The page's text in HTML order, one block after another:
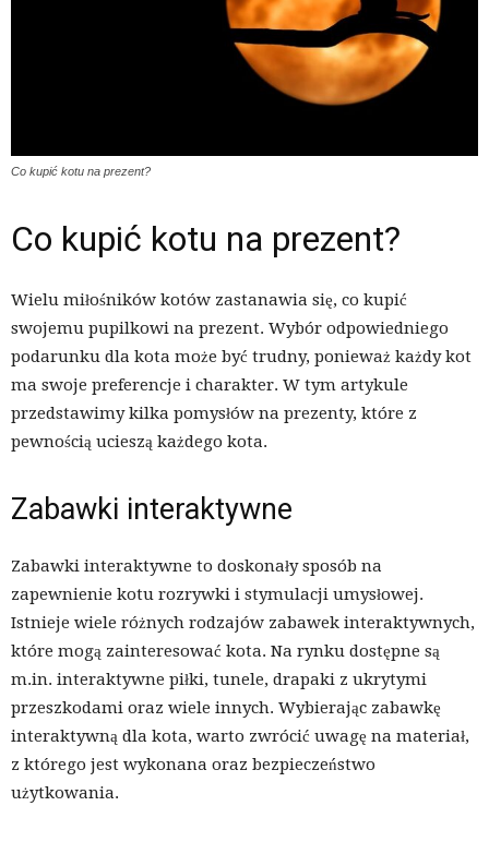
Co kupić kotu na prezent?
Co kupić kotu na prezent?
Wielu miłośników kotów zastanawia się, co kupić
swojemu pupilkowi na prezent. Wybór odpowiedniego
podarunku dla kota może być trudny, ponieważ każdy kot
ma swoje preferencje i charakter. W tym artykule
przedstawimy kilka pomysłów na prezenty, które z
pewnością ucieszą każdego kota.
Zabawki interaktywne
Zabawki interaktywne to doskonały sposób na
zapewnienie kotu rozrywki i stymulacji umysłowej.
Istnieje wiele różnych rodzajów zabawek interaktywnych,
które mogą zainteresować kota. Na rynku dostępne są
m.in. interaktywne piłki, tunele, drapaki z ukrytymi
przeszkodami oraz wiele innych. Wybierając zabawkę
interaktywną dla kota, warto zwrócić uwagę na materiał,
z którego jest wykonana oraz bezpieczeństwo
użytkowania.